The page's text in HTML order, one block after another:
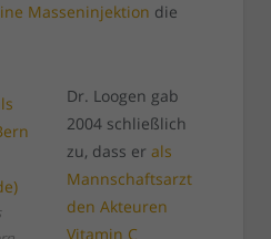
Masseninjektion die
Dr. Loogen gab
2004 schließlich
zu, dass er als
Mannschaftsarzt
den Akteuren
Vitamin C